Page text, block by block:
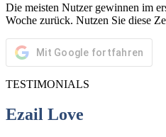
Die meisten Nutzer gewinnen im
Woche zurück. Nutzen Sie diese
Mit Google fortfahren
TESTIMONIALS
Ezail Love